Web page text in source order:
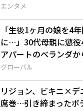
エンタメ
グローバル
「生後1ヶ月の娘を4
に…」30代母親に懲
アパートのベランダ
リジョン、ビキニ×デ
席巻…引き締まったボ